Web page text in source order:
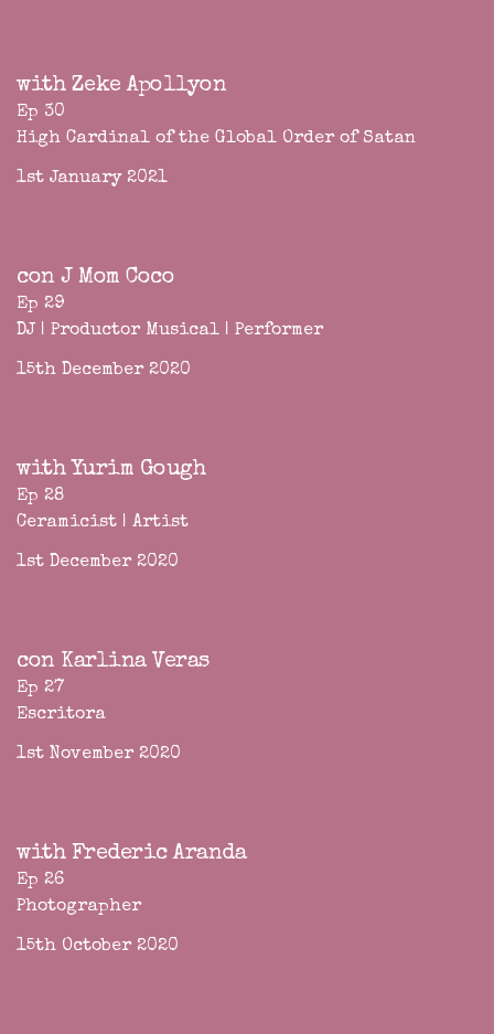
with Zeke Apollyon
Ep 30
High Cardinal of the Global Order of Satan
1st January 2021
con J Mom Coco
Ep 29
DJ | Productor Musical | Performer
15th December 2020
with Yurim Gough
Ep 28
Ceramicist | Artist
1st December 2020
con Karlina Veras
Ep 27
Escritora
1st November 2020
with Frederic Aranda
Ep 26
Photographer
15th October 2020